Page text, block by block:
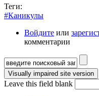
Теги:
#Каникулы
Войдите или
комментарии
Форма поиска
Leave this field blank